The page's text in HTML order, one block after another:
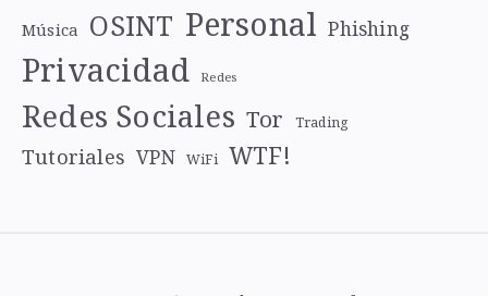
Música OSINT Personal Phishing
Privacidad Redes
Redes Sociales Tor Trading
Tutoriales VPN WiFi WTF!